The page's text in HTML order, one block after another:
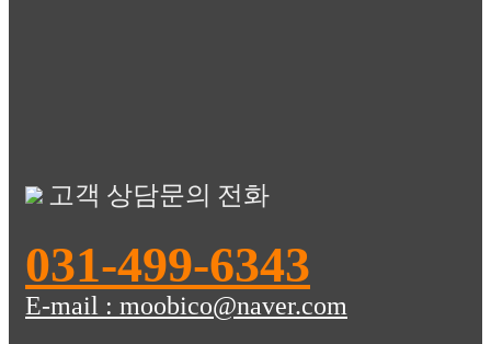
고객 상담문의 전화
031-499-6343
E-mail : moobico@naver.com